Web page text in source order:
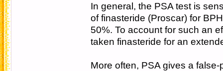
In general, the PSA test is
of finasteride (Proscar) for
50%. To account for such an
taken finasteride for an
More often, PSA gives a